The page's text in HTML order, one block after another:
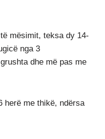
mësimit, teksa dy 14-
nga 3
dhe më pas me
herë me thikë, ndërsa